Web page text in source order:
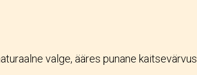
valge, ääres punane kaitsevärvus.